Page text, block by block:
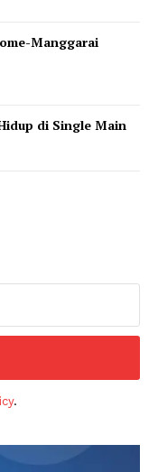
Manggarai
di Single Main
.